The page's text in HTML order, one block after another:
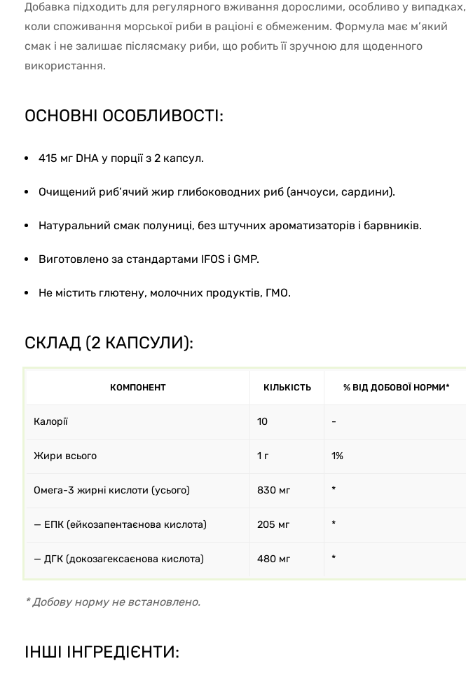
Добавка підходить для регулярного вживання дорослими, особливо у випадках,
коли споживання морської риби в раціоні є обмеженим. Формула має м’який
смак і не залишає післясмаку риби, що робить її зручною для щоденного
використання.
ОСНОВНІ ОСОБЛИВОСТІ:
415 мг DHA у порції з 2 капсул.
Очищений риб’ячий жир глибоководних риб (анчоуси, сардини).
Натуральний смак полуниці, без штучних ароматизаторів і барвників.
Виготовлено за стандартами IFOS і GMP.
Не містить глютену, молочних продуктів, ГМО.
СКЛАД (2 КАПСУЛИ):
КОМПОНЕНТ КІЛЬКІСТЬ % ВІД ДОБОВОЇ НОРМИ*
Калорії 10 -
Жири всього 1 г 1%
Омега-3 жирні кислоти (усього) 830 мг *
— ЕПК (ейкозапентаєнова кислота) 205 мг *
— ДГК (докозагексаєнова кислота) 480 мг *
* Добову норму не встановлено.
ІНШІ ІНГРЕДІЄНТИ: